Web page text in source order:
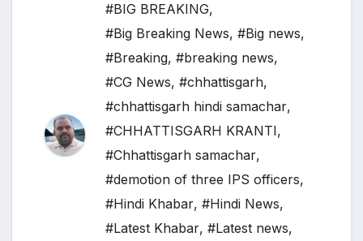
#BIG BREAKING,
#Big Breaking News, #Big news,
#Breaking, #breaking news,
#CG News, #chhattisgarh,
#chhattisgarh hindi samachar,
#CHHATTISGARH KRANTI,
#Chhattisgarh samachar,
#demotion of three IPS officers,
#Hindi Khabar, #Hindi News,
#Latest Khabar, #Latest news,